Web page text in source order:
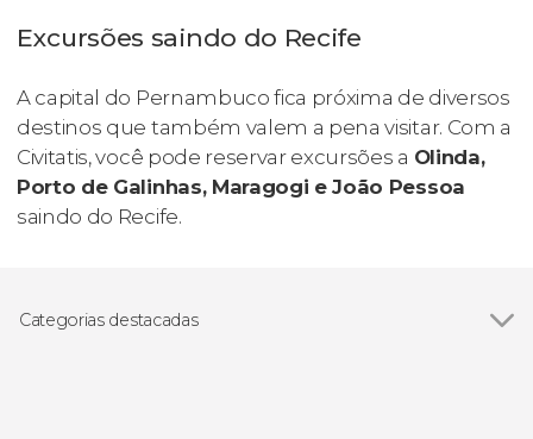
Excursões saindo do Recife
A capital do Pernambuco fica próxima de diversos
destinos que também valem a pena visitar. Com a
Civitatis, você pode reservar excursões a Olinda,
Porto de Galinhas, Maragogi e João Pessoa
saindo do Recife.
Categorias destacadas